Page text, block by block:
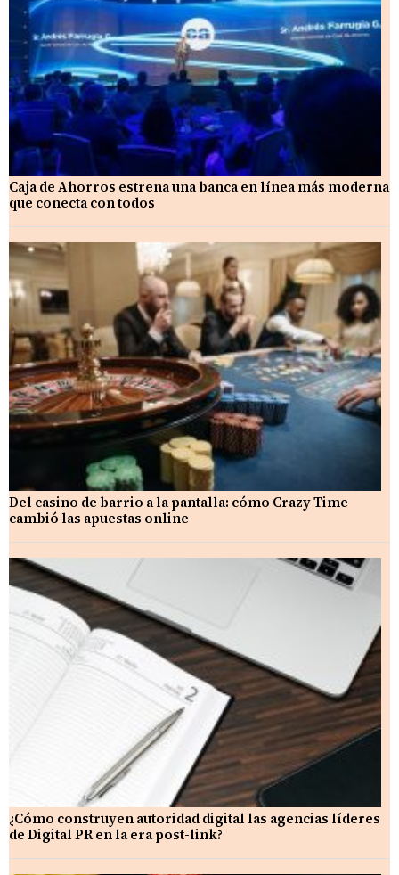
Caja de Ahorros estrena una banca en línea más moderna
que conecta con todos
Del casino de barrio a la pantalla: cómo Crazy Time
cambió las apuestas online
¿Cómo construyen autoridad digital las agencias líderes
de Digital PR en la era post-link?